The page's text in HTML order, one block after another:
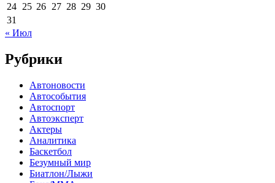
24 25 26 27 28 29 30
31
« Июл
Рубрики
Автоновости
Автособытия
Автоспорт
Автоэксперт
Актеры
Аналитика
Баскетбол
Безумный мир
Биатлон/Лыжи